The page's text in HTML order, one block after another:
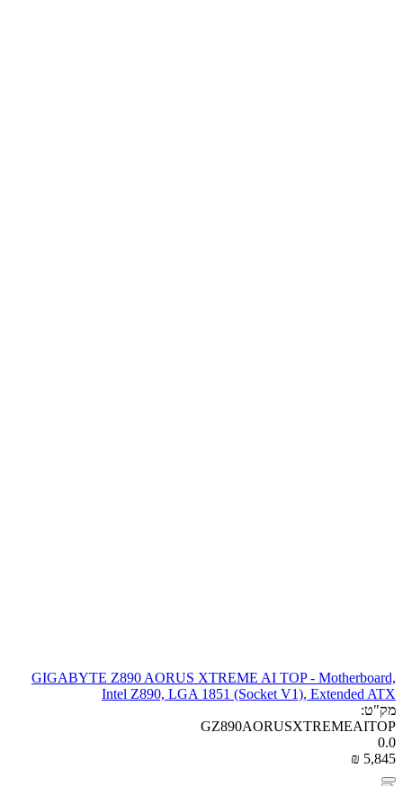
GIGABYTE Z890 AORUS XTREME AI TOP - Motherboard,
Intel Z890, LGA 1851 (Socket V1), Extended ATX
מק"ט:
GZ890AORUSXTREMEAITOP
0.0
₪ 5,845